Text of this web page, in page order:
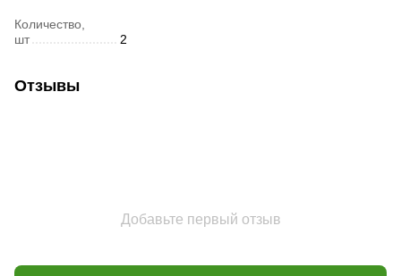
Количество,
шт
2
Отзывы
Добавьте первый отзыв